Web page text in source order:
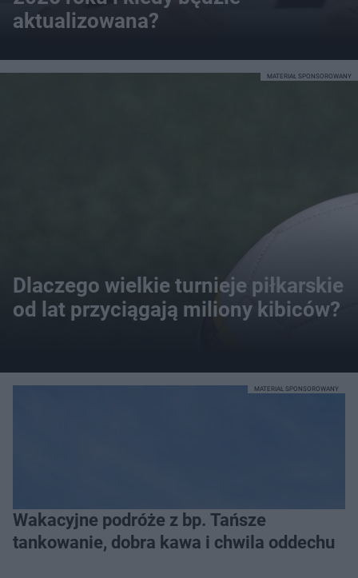
aktualizowana?
Dlaczego wielkie turnieje piłkarskie
od lat przyciągają miliony kibiców?
MATERIAŁ SPONSOROWANY
Wakacyjne podróże z bp. Tańsze
tankowanie, dobra kawa i chwila oddechu
MATERIAŁ SPONSOROWANY